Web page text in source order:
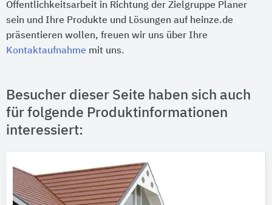
Öffentlichkeitsarbeit in Richtung der Zielgruppe Planer
sein und Ihre Produkte und Lösungen auf heinze.de
präsentieren wollen, freuen wir uns über Ihre
Kontaktaufnahme mit uns.
Besucher dieser Seite haben sich auch
für folgende Produktinformationen
interessiert: